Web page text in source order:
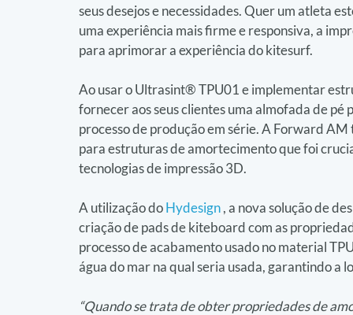
seus desejos e necessidades. Quer um atleta
uma experiência mais firme e responsiva, a
para aprimorar a experiência do kitesurf.
Ao usar o Ultrasint® TPU01 e implementar
fornecer aos seus clientes uma almofada de
processo de produção em série. A Forward
para estruturas de amortecimento que foi
tecnologias de impressão 3D.
A utilização do Hydesign , a nova solução de
criação de pads de kiteboard com as
processo de acabamento usado no material
água do mar na qual seria usada, garantindo a
“Quando se trata de obter propriedades de